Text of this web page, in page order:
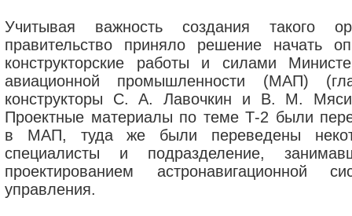
Учитывая важность создания такого
правительство приняло решение начать
конструкторские работы и силами
авиационной промышленности (МАП)
конструкторы С. А. Лавочкин и В. М.
Проектные материалы по теме Т-2 были
в МАП, туда же были переведены
специалисты и подразделение,
проектированием астронавигационной
управления.